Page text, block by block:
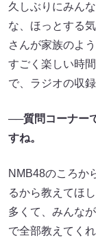
久しぶりにみん
な、ほっとする
さんが家族のよ
すごく楽しい時
で、ラジオの収
──質問コーナー
すね。
NMB48のころか
るから教えてほ
多くて、みんな
で全部教えてく